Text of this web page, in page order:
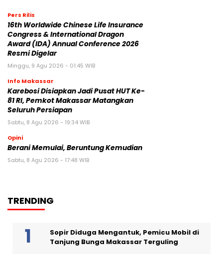
Pers Rilis
16th Worldwide Chinese Life Insurance
Congress & International Dragon
Award (IDA) Annual Conference 2026
Resmi Digelar
Minggu, 9 Agu 2026 - 01:45 WIB
Info Makassar
Karebosi Disiapkan Jadi Pusat HUT Ke-
81 RI, Pemkot Makassar Matangkan
Seluruh Persiapan
Sabtu, 8 Agu 2026 - 19:34 WIB
Opini
Berani Memulai, Beruntung Kemudian
Sabtu, 8 Agu 2026 - 17:48 WIB
TRENDING
Sopir Diduga Mengantuk, Pemicu Mobil di
Tanjung Bunga Makassar Terguling